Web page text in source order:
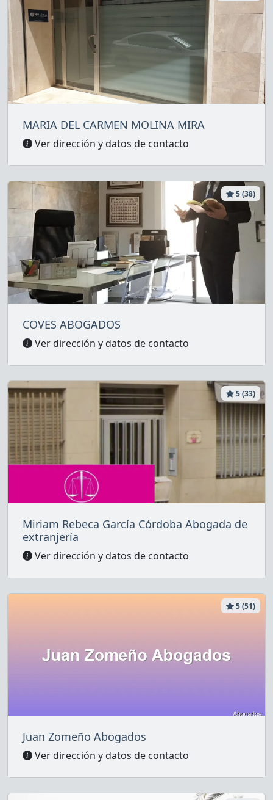
MARIA DEL CARMEN MOLINA MIRA
Ver dirección y datos de contacto
5 (38)
COVES ABOGADOS
Ver dirección y datos de contacto
5 (33)
Miriam Rebeca García Córdoba Abogada de
extranjería
Ver dirección y datos de contacto
5 (51)
Juan Zomeño Abogados
Ver dirección y datos de contacto